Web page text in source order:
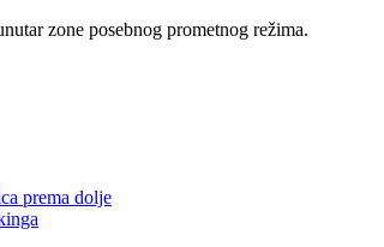
zone posebnog prometnog režima.